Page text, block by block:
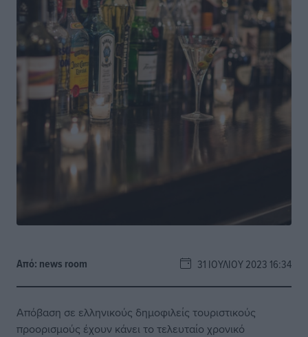
Από: news room 31 ΙΟΥΛΊΟΥ 2023 16:34
Απόβαση σε ελληνικούς δημοφιλείς τουριστικούς
προορισμούς έχουν κάνει το τελευταίο χρονικό